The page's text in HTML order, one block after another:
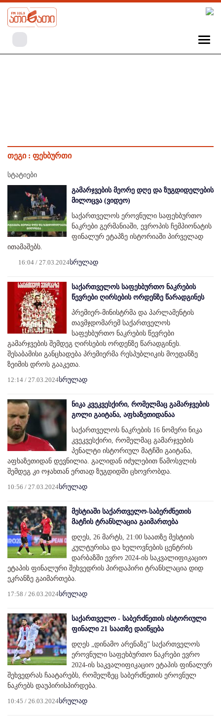
თეგი : ფეხბურთი
სტატიები
გამარჯვების მეორე დღე და ზუგდიდელების
მილოცვა (ვიდეო)
საქართველოს ეროვნული საფეხბურთო
ნაკრები გერმანიაში, ევროპის ჩემპიონატის
ფინალურ ეტაპზე ისტორიაში პირველად
ითამაშებს.
16:04 / 27.03.2024სრულად
საქართველოს საფეხბურთო ნაკრების
წევრები ღირსების ორდენზე წარადგინეს
პრემიერ-მინისტრმა და პარლამენტის
თავმჯდომარემ საქართველოს
საფეხბურთო ნაკრების წევრები
გამარჯვების შემდეგ ღირსების ორდენზე წარადგინეს.
შესაბამისი განცხადება პრემიერმა რესპუბლიკის მოედანზე
ზეიმის დროს გააკეთა.
12:14 / 27.03.2024სრულად
ნიკა კვეკვესქირი, რომელმაც გამარჯვების
გოლი გაიტანა, აფხაზეთიდანაა
საქართველოს ნაკრების 16 ნომერი ნიკა
კვეკვესქირი, რომელმაც გამარჯვების
პენალტი ისტორიულ მატჩში გაიტანა,
აფხაზეთიდან დევნილია. გალიდან იძულებით წამოსვლის
შემდეგ კი ოჯახთან ერთად ზუგდიდში ცხოვრობდა.
10:56 / 27.03.2024სრულად
მესტიაში საქართველო-საბერძნეთის
მატჩის ტრანსლაცია გაიმართება
დღეს, 26 მარტს, 21:00 საათზე მესტიის
კულტურისა და ხელოვნების ცენტრის
დარბაზში ევრო 2024-ის საკვალიფიკაციო
ეტაპის ფინალური შეხვედრის პირდაპირი ტრანსლაცია დიდ
ეკრანზე გაიმართება.
17:58 / 26.03.2024სრულად
საქართველო - საბერძნეთის ისტორიული
ფინალი 21 საათზე დაიწყება
დღეს „დინამო არენაზე” საქართველოს
ეროვნული საფეხბურთო ნაკრები ევრო
2024-ის საკვალიფიკაციო ეტაპის ფინალურ
შეხვედრას ჩაატარებს, რომელზეც საბერძნეთის ეროვნულ
ნაკრებს დაუპირისპირდება.
10:45 / 26.03.2024სრულად